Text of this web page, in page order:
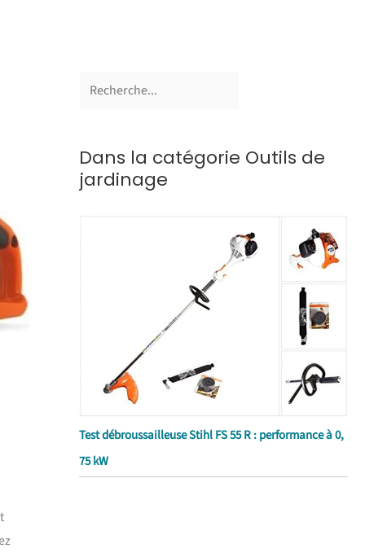
Dans la catégorie Outils de
jardinage
Test débroussailleuse Stihl FS 55 R : performance à 0,
75 kW